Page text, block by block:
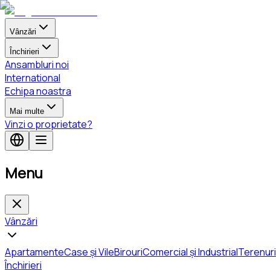
Vânzări
Închirieri
Ansambluri noi
International
Echipa noastra
Mai multe
Vinzi o proprietate?
Menu
Vânzări
ApartamenteCase și VileBirouriComercial și IndustrialTerenuri
Închirieri